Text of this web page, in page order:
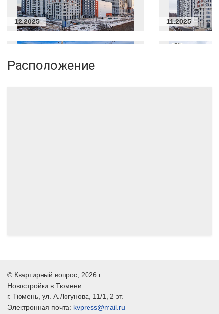
12.2025 11.2025
Расположение
© Квартирный вопрос , 2026 г.
Новостройки в Тюмени
г. Тюмень , ул. А.Логунова, 11/1, 2 эт.
Электронная почта: kvpress@mail.ru